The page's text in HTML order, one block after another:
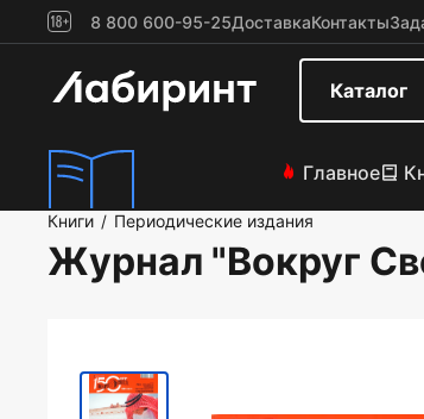
8 800 600-95-25ДоставкаКонтакты
Каталог
Главное
Книги / Периодические издания
Журнал "Вокруг